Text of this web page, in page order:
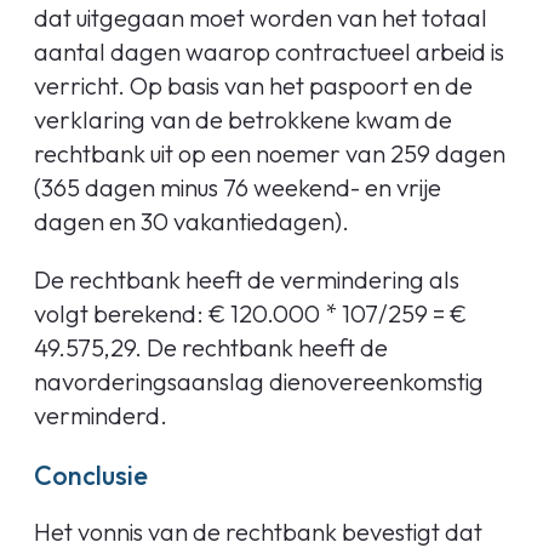
dat uitgegaan moet worden van het totaal
aantal dagen waarop contractueel arbeid is
verricht. Op basis van het paspoort en de
verklaring van de betrokkene kwam de
rechtbank uit op een noemer van 259 dagen
(365 dagen minus 76 weekend- en vrije
dagen en 30 vakantiedagen).
De rechtbank heeft de vermindering als
volgt berekend: € 120.000 * 107/259 = €
49.575,29. De rechtbank heeft de
navorderingsaanslag dienovereenkomstig
verminderd.
Conclusie
Het vonnis van de rechtbank bevestigt dat